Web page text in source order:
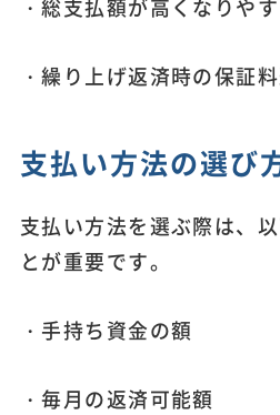
・総支払額が高くなりや
・繰り上げ返済時の保証
支払い方法の選び
支払い方法を選ぶ際は、
とが重要です。
・手持ち資金の額
・毎月の返済可能額